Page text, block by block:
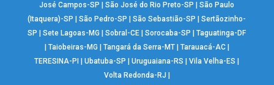
José Campos-SP
|São José do Rio Preto-SP |São Paulo
(Itaquera)-SP
|São Pedro-SP |São Sebastião-SP |Sertãozinho-
SP
|Sete Lagoas-MG |Sobral-CE |Sorocaba-SP |Taguatinga-DF
Taiobeiras-MG Tangará da Serra-MT| Tarauacá-AC|
TERESINA-PI
|Ubatuba-SP |Uruguaiana-RS |Vila Velha-ES
Volta Redonda-RJ